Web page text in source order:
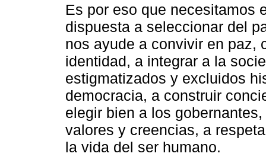
Es por eso que necesitamos
dispuesta a seleccionar del
nos ayude a convivir en paz,
identidad, a integrar a la
estigmatizados y excluidos
democracia, a construir
elegir bien a los
valores y creencias, a
la vida del ser humano.